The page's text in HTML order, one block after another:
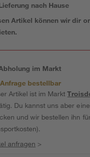
nach Hause
Artikel können wir dir
im Markt
bestellbar
Artikel ist im Markt
Du kannst uns aber
und wir bestellen ihn
anfragen >